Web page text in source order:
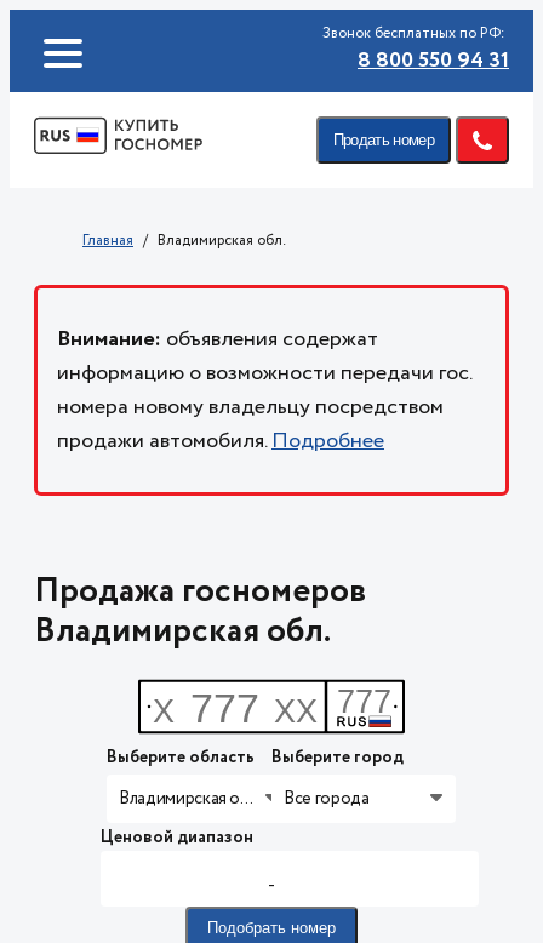
Звонок бесплатных по РФ:
8 800 550 94 31
Продать номер
Главная Владимирская обл.
Внимание: объявления содержат
информацию о возможности передачи гос.
номера новому владельцу посредством
продажи автомобиля.Подробнее
Продажа госномеров
Владимирская обл.
Выберите область
Владимирская обл.
Выберите город
Все города
Ценовой диапазон
-
Подобрать номер